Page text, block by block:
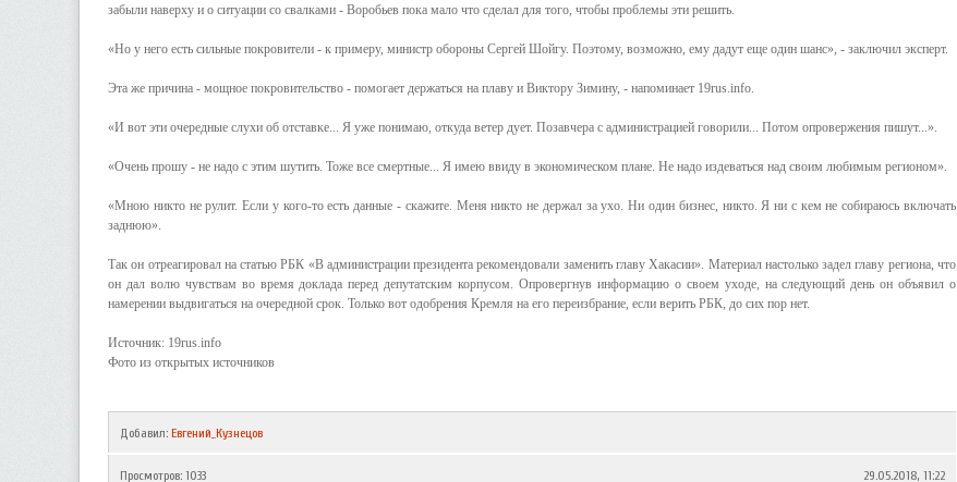
забыли наверху и о ситуации со свалками - Воробьев пока мало что сделал для того, чтобы проблемы эти решить.
«Но у него есть сильные покровители - к примеру, министр обороны Сергей Шойгу. Поэтому, возможно, ему дадут еще один шанс», - заключил эксперт.
Эта же причина - мощное покровительство - помогает держаться на плаву и Виктору Зимину, - напоминает 19rus.info.
«И вот эти очередные слухи об отставке... Я уже понимаю, откуда ветер дует. Позавчера с администрацией говорили... Потом опровержения пишут...».
«Очень прошу - не надо с этим шутить. Тоже все смертные... Я имею ввиду в экономическом плане. Не надо издеваться над своим любимым регионом».
«Мною никто не рулит. Если у кого-то есть данные - скажите. Меня никто не держал за ухо. Ни один бизнес, никто. Я ни с кем не собираюсь включать
заднюю».
Так он отреагировал на статью РБК «В администрации президента рекомендовали заменить главу Хакасии». Материал настолько задел главу региона, что
он дал волю чувствам во время доклада перед депутатским корпусом. Опровергнув информацию о своем уходе, на следующий день он объявил о
намерении выдвигаться на очередной срок. Только вот одобрения Кремля на его переизбрание, если верить РБК, до сих пор нет.
Источник: 19rus.info
Фото из открытых источников
Добавил: Евгений_Кузнецов
Просмотров: 1033 29.05.2018, 11:22